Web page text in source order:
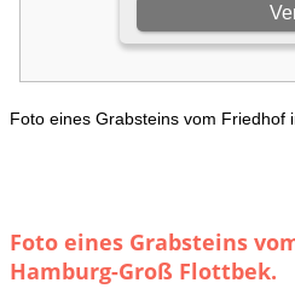
Foto eines Grabsteins vom Friedhof
Foto eines Grabsteins
Hamburg-Groß Flottbek.